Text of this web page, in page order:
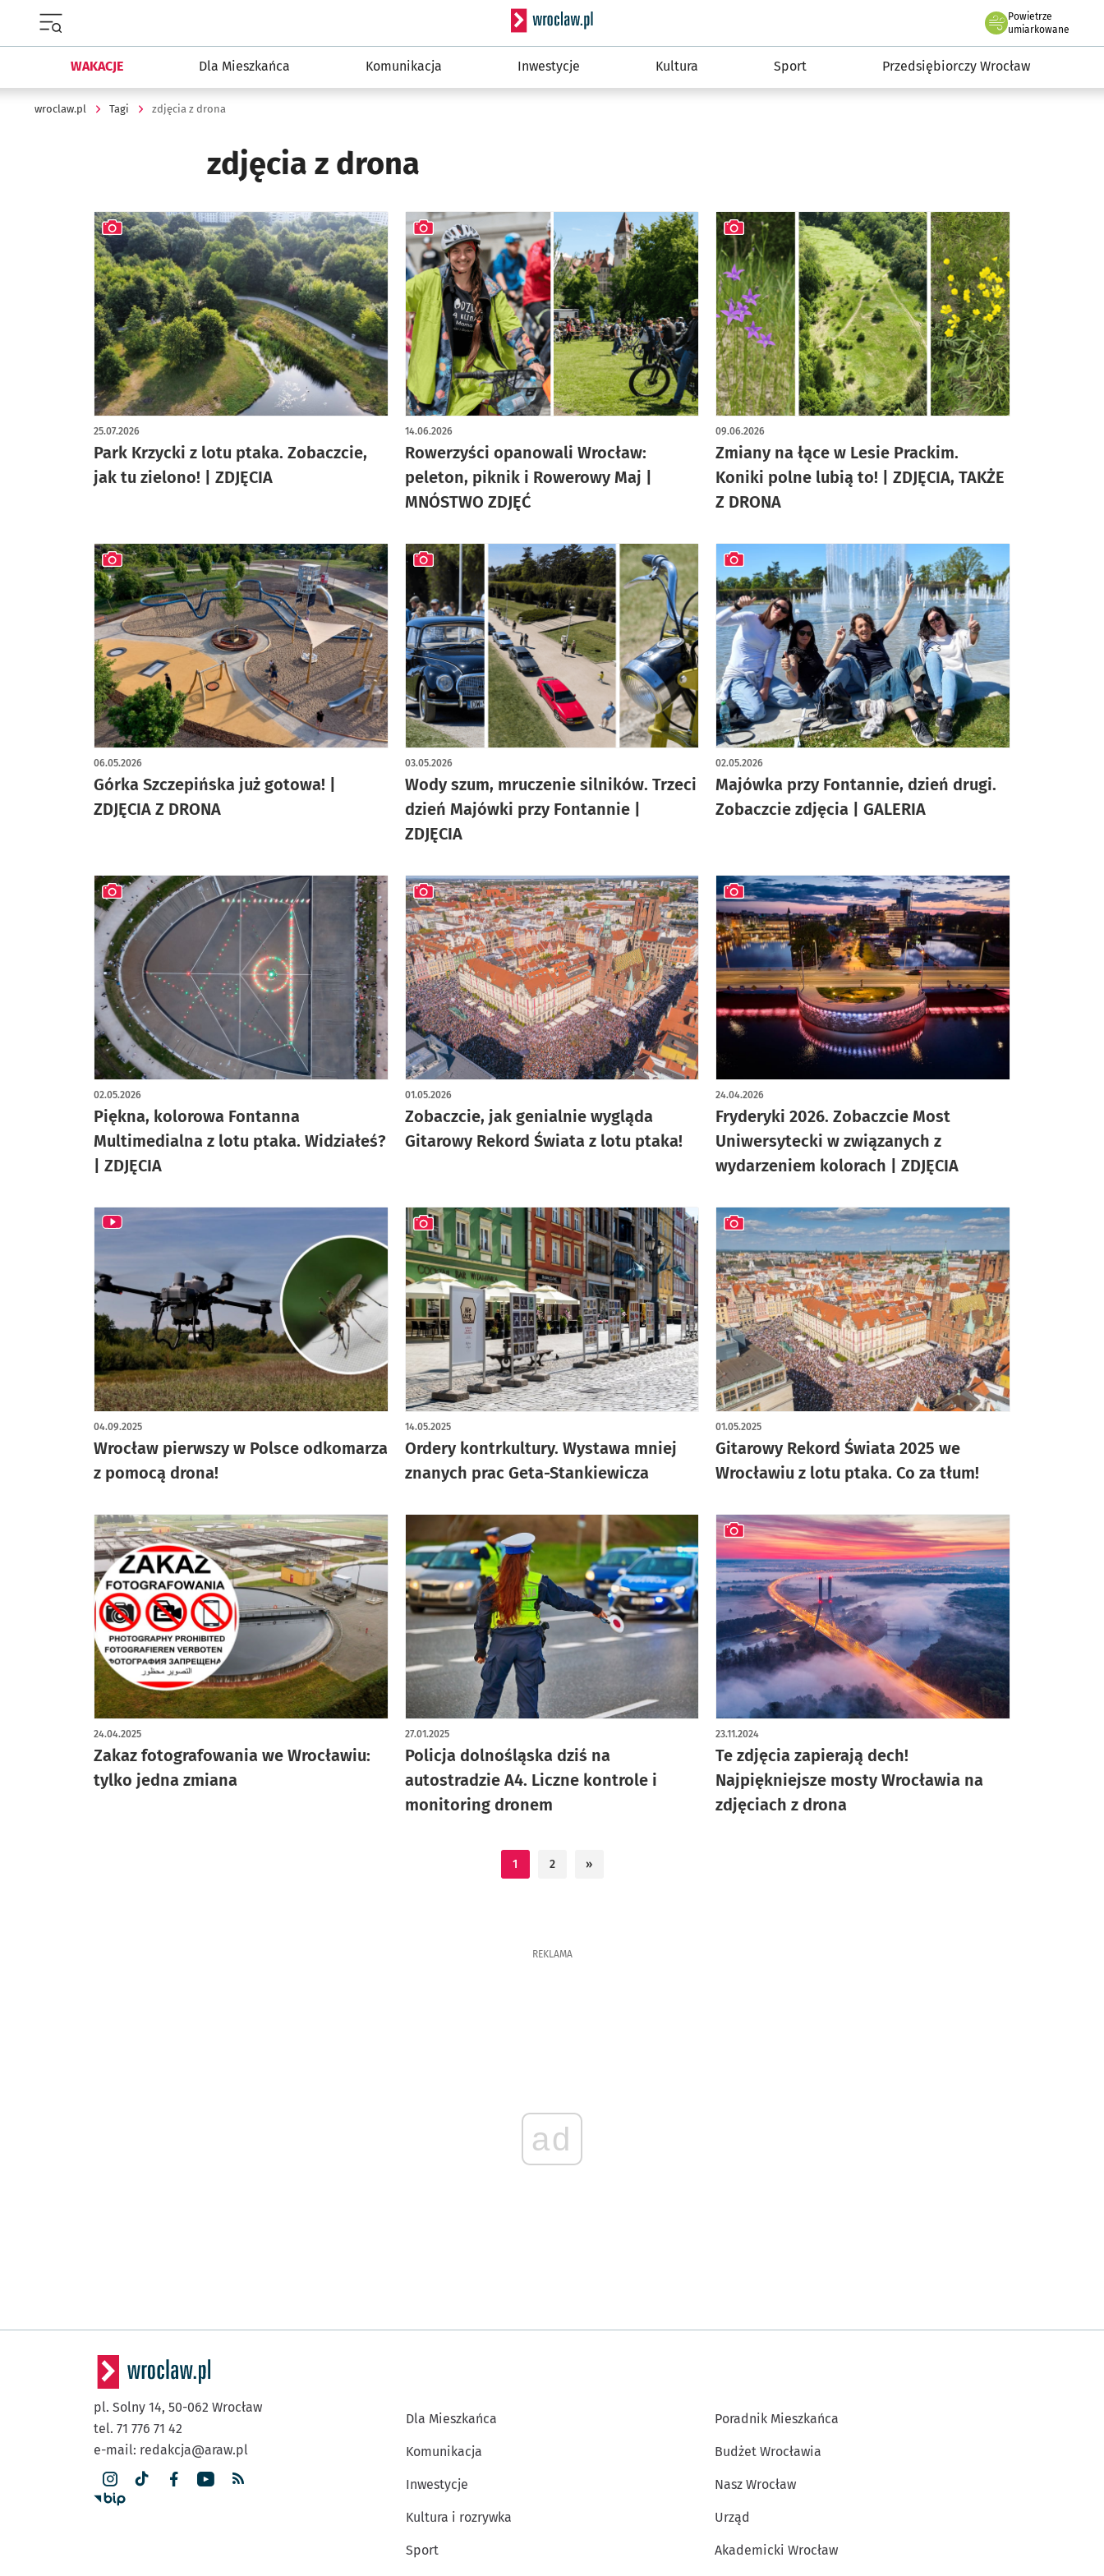
Serwis informacyjny wroclaw.pl
Powietrze
we Wrocławiu
umiarkowane
WAKACJE Dla Mieszkańca Komunikacja Inwestycje Kultura Sport Przedsiębiorczy Wrocław
wroclaw.pl Tagi zdjęcia z drona
zdjęcia z drona
Park Krzycki z lotu ptaka. Zobaczcie,
jak tu zielono! | ZDJĘCIA
25.07.2026
artykuł z galerią zdjęć
Rowerzyści opanowali Wrocław:
peleton, piknik i Rowerowy Maj |
MNÓSTWO ZDJĘĆ
14.06.2026
artykuł z galerią zdjęć
Zmiany na łące w Lesie Prackim.
Koniki polne lubią to! | ZDJĘCIA, TAKŻE
Z DRONA
09.06.2026
artykuł z galerią zdjęć
Górka Szczepińska już gotowa! |
ZDJĘCIA Z DRONA
06.05.2026
artykuł z galerią zdjęć
Wody szum, mruczenie silników. Trzeci
dzień Majówki przy Fontannie |
ZDJĘCIA
03.05.2026
artykuł z galerią zdjęć
Majówka przy Fontannie, dzień drugi.
Zobaczcie zdjęcia | GALERIA
02.05.2026
artykuł z galerią zdjęć
Piękna, kolorowa Fontanna
Multimedialna z lotu ptaka. Widziałeś?
| ZDJĘCIA
02.05.2026
artykuł z galerią zdjęć
Zobaczcie, jak genialnie wygląda
Gitarowy Rekord Świata z lotu ptaka!
01.05.2026
artykuł z galerią zdjęć
Fryderyki 2026. Zobaczcie Most
Uniwersytecki w związanych z
wydarzeniem kolorach | ZDJĘCIA
24.04.2026
artykuł z galerią zdjęć
Wrocław pierwszy w Polsce odkomarza
z pomocą drona!
04.09.2025
Ordery kontrkultury. Wystawa mniej
znanych prac Geta-Stankiewicza
14.05.2025
artykuł z galerią zdjęć
Gitarowy Rekord Świata 2025 we
Wrocławiu z lotu ptaka. Co za tłum!
01.05.2025
artykuł z galerią zdjęć
Zakaz fotografowania we Wrocławiu:
tylko jedna zmiana
24.04.2025
Policja dolnośląska dziś na
autostradzie A4. Liczne kontrole i
monitoring dronem
27.01.2025
Te zdjęcia zapierają dech!
Najpiękniejsze mosty Wrocławia na
zdjęciach z drona
23.11.2024
artykuł z galerią zdjęć
1 2 »
REKLAMA
ad
pl. Solny 14, 50-062 Wrocław
tel. 71 776 71 42
e-mail: redakcja@araw.pl
Dla Mieszkańca
Komunikacja
Inwestycje
Kultura i rozrywka
Sport
Poradnik Mieszkańca
Budżet Wrocławia
Nasz Wrocław
Urząd
Akademicki Wrocław